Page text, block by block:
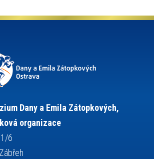
a mládeže organizace plavání
sportovní lezení
přípravy
tělesná výchova
událost
vysvědčení vzpírání
výcvikový kurz
věd
Dany a Emila Zátopkových,
organizace
6